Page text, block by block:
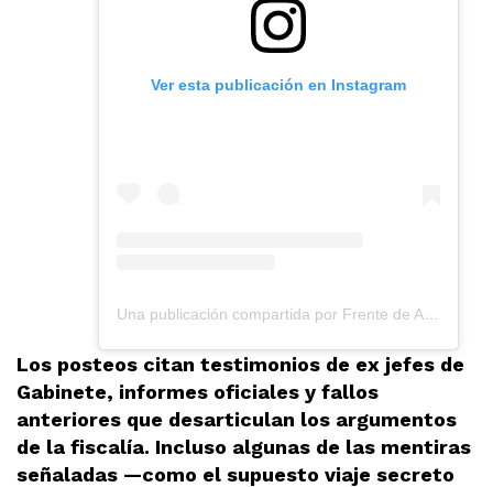
Ver esta publicación en Instagram
Los posteos citan testimonios de ex jefes de
Gabinete, informes oficiales y fallos
anteriores que desarticulan los argumentos
de la fiscalía. Incluso algunas de las mentiras
señaladas —como el supuesto viaje secreto